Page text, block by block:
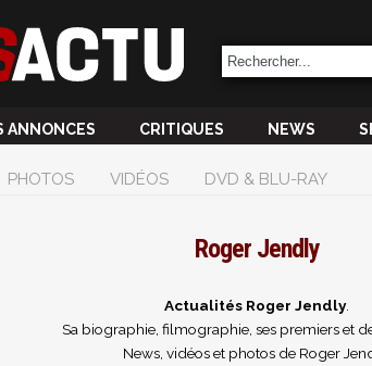
ANNONCES CRITIQUES NEWS
PHOTOS VIDÉOS DVD & BLU-RAY
Roger Jendly
Actualités Roger Jendly.
Sa biographie, filmographie, ses premiers et
News, vidéos et photos de Roger